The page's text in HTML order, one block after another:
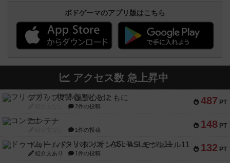
ボドゲーマのアプリ版はこちら
アクセス数 急上昇中
487 PT
フリップ７：復讐心とともに
2件の投稿
148 PT
コンテナ
1件の投稿
132 PT
ドゥームド・バタリオンズ：ASLモジュール11
紹介文あり 1件の投稿